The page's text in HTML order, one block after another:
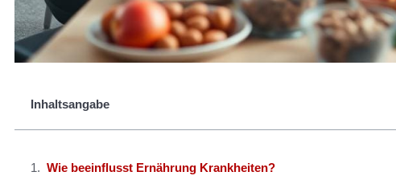
Inhaltsangabe
Wie beeinflusst Ernährung Krankheiten?